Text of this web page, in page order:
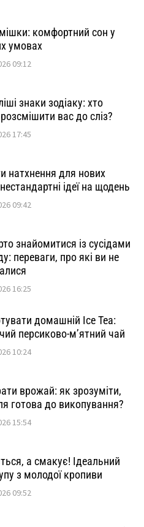
комфортний сон у
умовах
09:12
знаки зодіаку: хто
вас до сліз?
17:45
натхнення для нових
ідеї на щодень
09:42
знайомитися із сусідами
переваги, про які ви не
16:25
домашній Ice Tea:
персиково-м’ятний чай
10:24
врожай: як зрозуміти,
готова до викопування?
15:54
а смакує! Ідеальний
з молодої кропиви
09:52